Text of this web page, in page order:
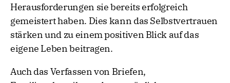
Herausforderungen sie bereits erfolgreich
gemeistert haben. Dies kann das Selbstvertrauen
stärken und zu einem positiven Blick auf das
eigene Leben beitragen.
Auch das Verfassen von Briefen,